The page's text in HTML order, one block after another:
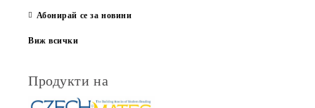
Абонирай се за новини
Виж всички
Продукти на